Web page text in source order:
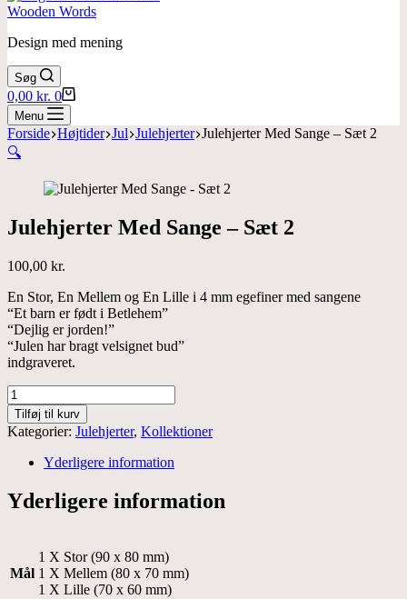
Wooden Words
Design med mening
Søg
Indkøbskurv
0,00 kr. 0
Menu
Forside Højtider Jul Julehjerter Julehjerter Med Sange – Sæt 2
🔍
Julehjerter Med Sange – Sæt 2
100,00 kr.
En Stor, En Mellem og En Lille i 4 mm egefiner med sangene
“Et barn er født i Betlehem”
“Dejlig er jorden!”
“Julen har bragt velsignet bud”
indgraveret.
Julehjerter
Med
Sange
-
antal
Tilføj til kurv
Kategorier: Julehjerter, Kollektioner
Yderligere information
Yderligere information
Mål
1 X Stor (90 x 80 mm)
1 X Mellem (80 x 70 mm)
1 X Lille (70 x 60 mm)